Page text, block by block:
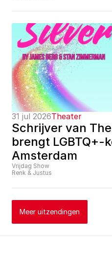
31 jul 2026Theater
Schrijver van
brengt LGBTQ+-
Amsterdam
Vrijdag Show
Renk & Justus
Meer uitzendingen